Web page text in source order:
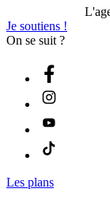
Je soutiens !
On se suit ?
Les plans